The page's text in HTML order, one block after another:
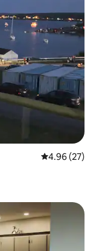
Penarafan
4.96 (27)